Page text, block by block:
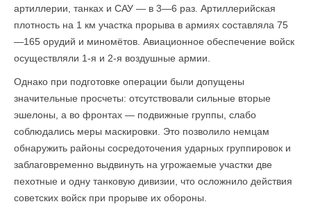
артиллерии, танках и САУ — в 3—6 раз. Артиллерийская
плотность на 1 км участка прорыва в армиях составляла 75
—165 орудий и миномётов. Авиационное обеспечение войск
осуществляли 1-я и 2-я воздушные армии.
Однако при подготовке операции были допущены
значительные просчеты: отсутствовали сильные вторые
эшелоны, а во фронтах — подвижные группы, слабо
соблюдались меры маскировки. Это позволило немцам
обнаружить районы сосредоточения ударных группировок и
заблаговременно выдвинуть на угрожаемые участки две
пехотные и одну танковую дивизии, что осложнило действия
советских войск при прорыве их обороны.